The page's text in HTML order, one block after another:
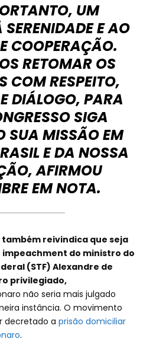
UM
E AO
COOPERAÇÃO.
RETOMAR OS
COM RESPEITO,
DIÁLOGO, PARA
SIGA
SUA MISSÃO EM
E DA NOSSA
AFIRMOU
EM NOTA.
reivindica que seja
do ministro do
(STF) Alexandre de
privilegiado,
não seria mais julgado
instância. O movimento
decretado a prisão domiciliar
.